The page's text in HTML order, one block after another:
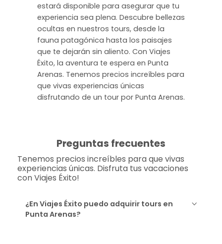
estará disponible para asegurar que tu
experiencia sea plena. Descubre bellezas
ocultas en nuestros tours, desde la
fauna patagónica hasta los paisajes
que te dejarán sin aliento. Con Viajes
Éxito, la aventura te espera en Punta
Arenas. Tenemos precios increíbles para
que vivas experiencias únicas
disfrutando de un tour por Punta Arenas.
Preguntas frecuentes
Tenemos precios increíbles para que vivas
experiencias únicas. Disfruta tus vacaciones
con Viajes Éxito!
¿En Viajes Éxito puedo adquirir tours en
Punta Arenas?